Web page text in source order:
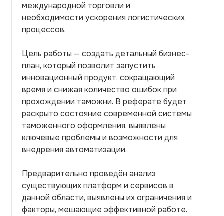
международной торговли и
необходимости ускорения логистических
процессов.
Цель работы — создать детальный бизнес-
план, который позволит запустить
инновационный продукт, сокращающий
время и снижая количество ошибок при
прохождении таможни. В реферате будет
раскрыто состояние современной системы
таможенного оформления, выявлены
ключевые проблемы и возможности для
внедрения автоматизации.
Предварительно проведён анализ
существующих платформ и сервисов в
данной области, выявлены их ограничения и
факторы, мешающие эффективной работе.